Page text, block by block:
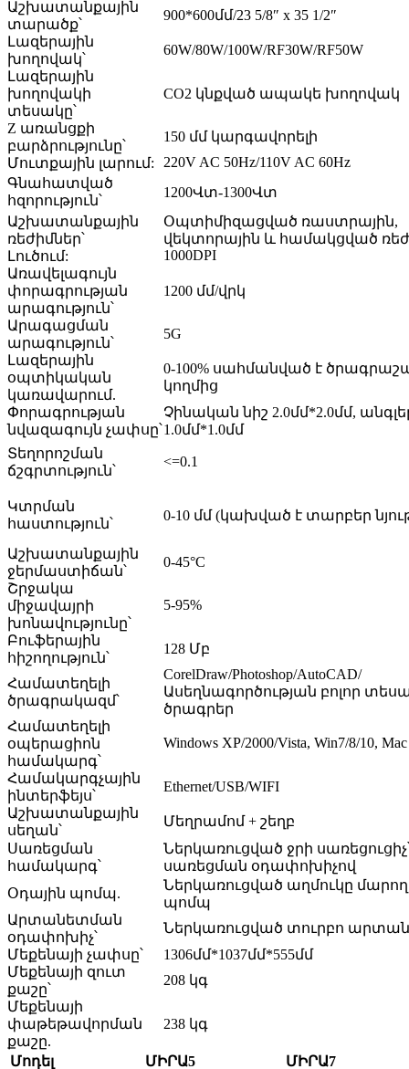
Աշխատանքային
տարածք՝
900*600մմ/23 5/8″ x 35 1/2″
Լազերային
խողովակ՝
60W/80W/100W/RF30W/RF50W
Լազերային
խողովակի
տեսակը՝
CO2 կնքված ապակե խողովակ
Z առանցքի
բարձրությունը՝
150 մմ կարգավորելի
Մուտքային լարում:
220V AC 50Hz/110V AC 60Hz
Գնահատված
հզորություն՝
1200Վտ-1300Վտ
Աշխատանքային
ռեժիմներ՝
Օպտիմիզացված ռաստրային,
վեկտորային և համակցված
Լուծում:
1000DPI
Առավելագույն
փորագրության
արագություն՝
1200 մմ/վրկ
Արագացման
արագություն՝
5G
Լազերային
օպտիկական
կառավարում.
0-100% սահմանված է
կողմից
Փորագրության
նվազագույն չափսը՝
Չինական նիշ 2.0մմ*2.0մմ,
1.0մմ*1.0մմ
Տեղորոշման
ճշգրտություն՝
<=0.1
Կտրման
հաստություն՝
0-10 մմ (կախված է տարբեր
Աշխատանքային
ջերմաստիճան՝
0-45°C
Շրջակա
միջավայրի
խոնավությունը՝
5-95%
Բուֆերային
հիշողություն՝
128 Մբ
Համատեղելի
ծրագրակազմ՝
CorelDraw/Photoshop/AutoCAD/
Ասեղնագործության բոլոր
ծրագրեր
Համատեղելի
օպերացիոն
համակարգ՝
Windows XP/2000/Vista, Win7/8/10,
Համակարգչային
ինտերֆեյս՝
Ethernet/USB/WIFI
Աշխատանքային
սեղան՝
Մեղրամոմ + շեղբ
Սառեցման
համակարգ՝
Ներկառուցված ջրի
սառեցման օդափոխիչով
Օդային պոմպ.
Ներկառուցված աղմուկը մարող
պոմպ
Արտանետման
օդափոխիչ՝
Ներկառուցված տուրբո
Մեքենայի չափսը՝
1306մմ*1037մմ*555մմ
Մեքենայի զուտ
քաշը՝
208 կգ
Մեքենայի
փաթեթավորման
քաշը.
238 կգ
Մոդել ՄԻՐԱ5 ՄԻՐԱ7